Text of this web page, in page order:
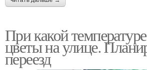
При какой
цветы на улице.
переезд